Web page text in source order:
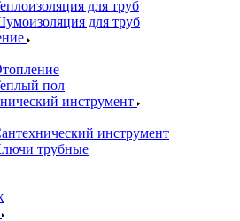
для труб
для труб
пол
инструмент
инструмент
трубные